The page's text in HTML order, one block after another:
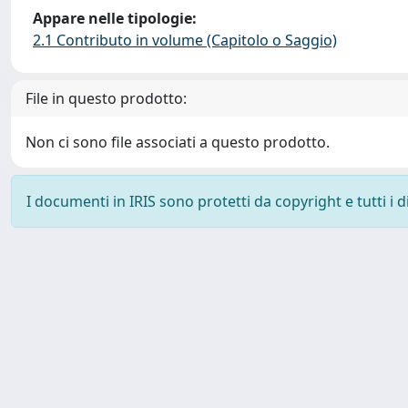
Appare nelle tipologie:
2.1 Contributo in volume (Capitolo o Saggio)
File in questo prodotto:
Non ci sono file associati a questo prodotto.
I documenti in IRIS sono protetti da copyright e tutti i